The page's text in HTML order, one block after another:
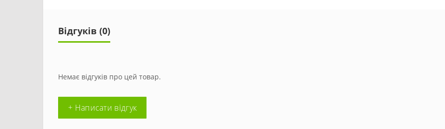
Відгуків (0)
Немає відгуків про цей товар.
+ Написати відгук